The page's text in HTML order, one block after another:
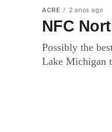
ACRE 2 anos ago
NFC
Possibly the
Lake Michigan